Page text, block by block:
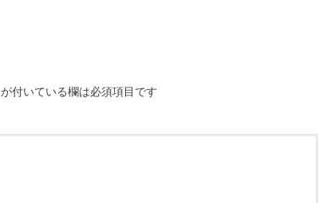
が付いている欄は必須項目です